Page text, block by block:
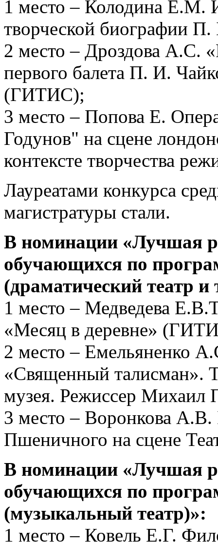
1 место – Колодина Е.М.
творческой биографии
2 место – Дроздова А.С.
первого балета П. И.
(ГИТИС);
3 место – Попова Е.
Годунов" на сцене
контексте творчества
Лауреатами конкурса
магистратуры стали.
В номинации «Лучшая
обучающихся по
(драматический театр и
1 место – Медведева
«Месяц в деревне»
2 место – Емельяненко
«Священный талисман».
музея. Режиссер
3 место – Воронкова А.В.
Пшеничного на сцене
В номинации «Лучшая
обучающихся по
(музыкальный театр)»:
1 место – Ковель Е.Г.